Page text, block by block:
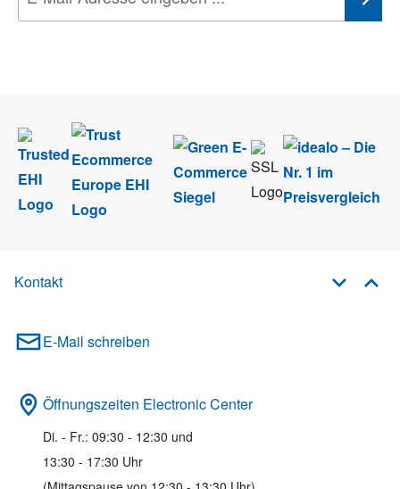
Kontakt
E-Mail schreiben
Öffnungszeiten Electronic Center
Di. - Fr.: 09:30 - 12:30 und
13:30 - 17:30 Uhr